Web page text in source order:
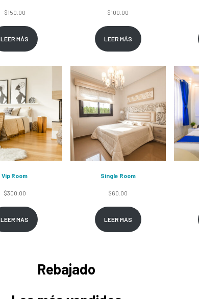
$150.00
LEER MÁS
$100.00
LEER MÁS
Vip Room
$300.00
LEER MÁS
Single Room
$60.00
LEER MÁS
Rebajado